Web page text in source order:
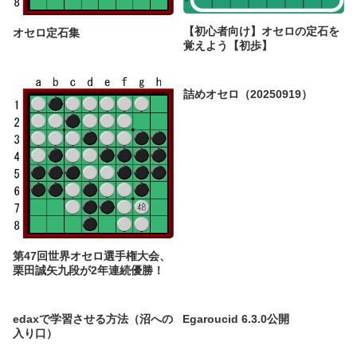
オセロ定石集
【初心者向け】オセロの定石を
覚えよう【初歩】
第47回世界オセロ選手権大会、
栗田誠矢九段が2年連続優勝！
詰めオセロ（20250919）
edaxで学習させる方法（沼への
入り口）
Egaroucid 6.3.0公開